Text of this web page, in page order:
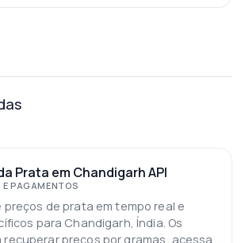
Prata em Chandigarh API
PAGAMENTOS
preços de prata em tempo real e
para Chandigarh, Índia. Os
preços por gramas, acessar